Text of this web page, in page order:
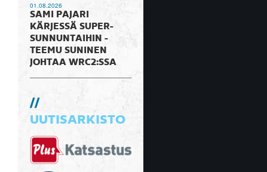
01.08.2026
SAMI PAJARI
KÄRJESSÄ SUPER-
SUNNUNTAIHIN -
TEEMU SUNINEN
JOHTAA WRC2:SSA
UUTISARKISTO